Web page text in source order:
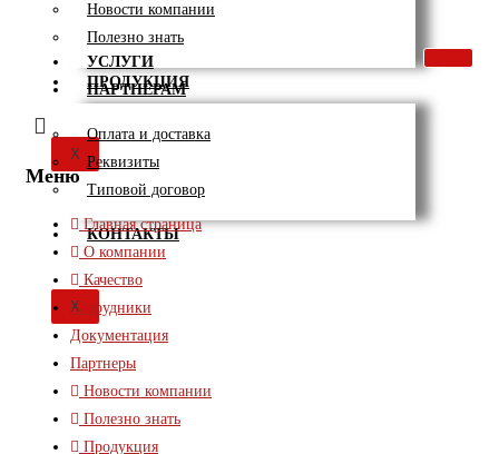
Новости компании
Полезно знать
ПРОДУКЦИЯ
X
УСЛУГИ
ПАРТНЕРАМ
Оплата и доставка
Реквизиты
Типовой договор
КОНТАКТЫ
X
Меню
Главная страница
О компании
Качество
Сотрудники
Документация
Партнеры
Новости компании
Полезно знать
Продукция